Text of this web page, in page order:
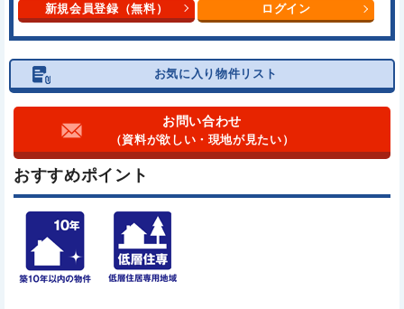
新規会員登録（無料） ログイン
お気に入り物件リスト
お問い合わせ
（資料が欲しい・現地が見たい）
おすすめポイント